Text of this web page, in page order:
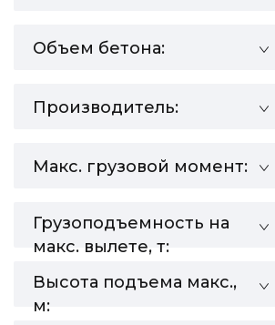
Объем бетона:
Производитель:
Макс. грузовой момент:
Грузоподъемность на
макс. вылете, т:
Высота подъема макс.,
м: